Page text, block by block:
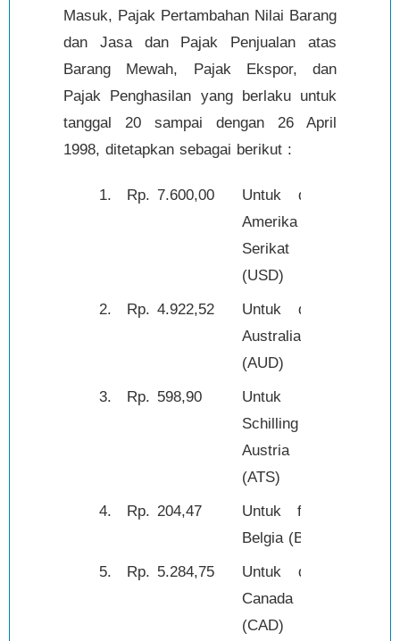
Masuk, Pajak Pertambahan Nilai Barang
dan Jasa dan Pajak Penjualan atas
Barang Mewah, Pajak Ekspor, dan
Pajak Penghasilan yang berlaku untuk
tanggal 20 sampai dengan 26 April
1998, ditetapkan sebagai berikut :
1. Rp. 7.600,00
Untuk dolar
Amerika
Serikat
(USD)
2. Rp. 4.922,52
Untuk dolar
Australia
(AUD)
3. Rp. 598,90
Untuk
Schilling
Austria
(ATS)
4. Rp. 204,47
Untuk franc
Belgia (BEF)
5. Rp. 5.284,75
Untuk dolar
Canada
(CAD)